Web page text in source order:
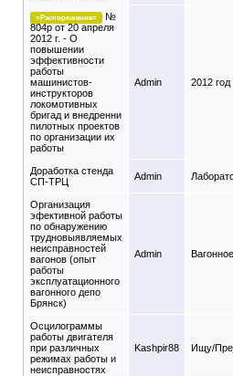
=Распоряжение=
№
804р от 20 апреля
2012 г. - О
повышении
эффективности
работы
машинистов-
инструкторов
локомотивных
бригад и внедренни
пилотных проектов
по организации их
работы
Admin 2012 год
Доработка стенда
СП-ТРЦ
Admin
Организация
эфективной работы
по обнаружению
трудновыявляемых
неисправностей
вагонов (опыт
работы
эксплуатационного
вагонного депо
Брянск)
Admin
Осцилограммы
работы двигателя
при различных
режимах работы и
неисправностях
Kashpir88 Ищу/